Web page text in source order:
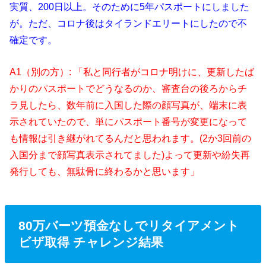
実質、200日以上。そのために5年パスポートにしました
が。ただ、コロナ後はタイランドエリートにしたので不
確定です。
A1（別の方）: 「私と同行者がコロナ明けに、更新したば
かりのパスポートでどうなるのか、審査台の後ろからチ
ラ見したら、数年前に入国した際の顔写真が、端末に表
示されていたので、単にパスポート番号が変更になって
も情報は引き継がれてるんだと思われます。(2か3回前の
入国分まで顔写真表示されてました)よって更新や紛失再
発行しても、無駄骨に終わるかと思います」
80万バーツ預金なしでリタイアメント
ビザ取得 チャレンジ結果